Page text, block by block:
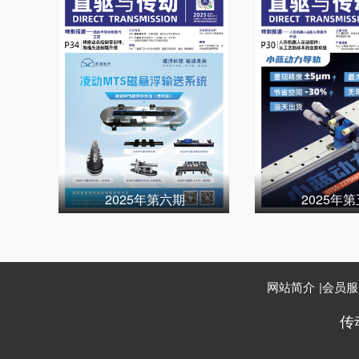
2025年第六期 2025年
网站简介 |会员
传